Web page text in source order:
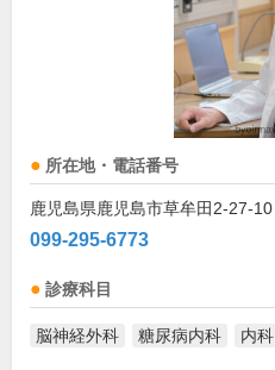
所在地・電話番号
鹿児島県鹿児島市草牟田2-27-10
099-295-6773
診療科目
脳神経外科 糖尿病内科 内科